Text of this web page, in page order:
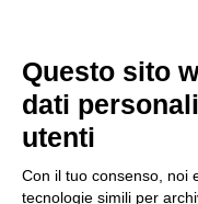
4 ore
Questo sito
dati
utenti
Con il tuo consenso, noi
tecnologie simili per